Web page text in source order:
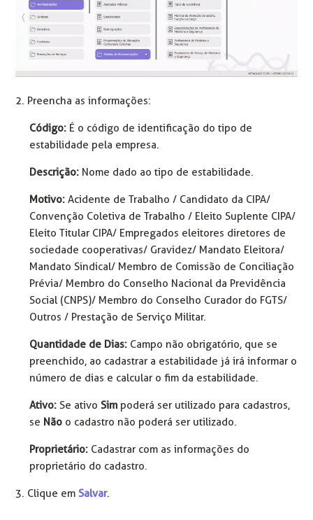
2. Preencha as informações:
Código: É o código de identificação do tipo de
estabilidade pela empresa.
Descrição: Nome dado ao tipo de estabilidade.
Motivo: Acidente de Trabalho / Candidato da CIPA/
Convenção Coletiva de Trabalho / Eleito Suplente CIPA/
Eleito Titular CIPA/ Empregados eleitores diretores de
sociedade cooperativas/ Gravidez/ Mandato Eleitora/
Mandato Sindical/ Membro de Comissão de Conciliação
Prévia/ Membro do Conselho Nacional da Previdência
Social (CNPS)/ Membro do Conselho Curador do FGTS/
Outros / Prestação de Serviço Militar.
Quantidade de Dias: Campo não obrigatório, que se
preenchido, ao cadastrar a estabilidade já irá informar o
número de dias e calcular o fim da estabilidade.
Ativo: Se ativoSim poderá ser utilizado para cadastros,
se Não o cadastro não poderá ser utilizado.
Proprietário: Cadastrar com as informações do
proprietário do cadastro.
3. Clique em Salvar.